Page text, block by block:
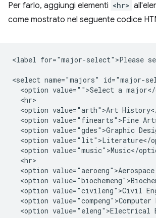
Per farlo, aggiungi elementi <hr>
come mostrato nel seguente codice
<label for="major-select">Please
<select name="majors" id="major-
<option value="">Select a
  <hr>
<option value="arth">Art
<option value="finearts">Fine
<option value="gdes">Graphic
<option value="lit">Literature</
<option value="music">Music</
  <hr>
<option
<option
<option value="civileng">Civil
<option value="compeng">Computer
<option value="eleng">Electrical